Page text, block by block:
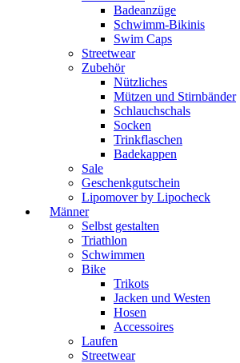
Badeanzüge
Schwimm-Bikinis
Swim Caps
Streetwear
Zubehör
Nützliches
Mützen und Stirnbänder
Schlauchschals
Socken
Trinkflaschen
Badekappen
Sale
Geschenkgutschein
Lipomover by Lipocheck
Männer
Selbst gestalten
Triathlon
Schwimmen
Bike
Trikots
Jacken und Westen
Hosen
Accessoires
Laufen
Streetwear